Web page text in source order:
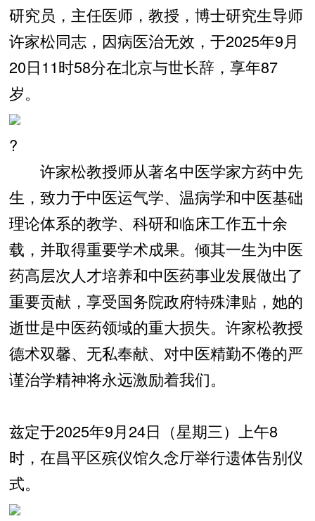
研究员，主任医师，教授，博士研究生导师
许家松同志，因病医治无效，于2025年9月
20日11时58分在北京与世长辞，享年87
岁。
?
许家松教授师从著名中医学家方药中先
生，致力于中医运气学、温病学和中医基础
理论体系的教学、科研和临床工作五十余
载，并取得重要学术成果。倾其一生为中医
药高层次人才培养和中医药事业发展做出了
重要贡献，享受国务院政府特殊津贴，她的
逝世是中医药领域的重大损失。许家松教授
德术双馨、无私奉献、对中医精勤不倦的严
谨治学精神将永远激励着我们。
兹定于2025年9月24日（星期三）上午8
时，在昌平区殡仪馆久念厅举行遗体告别仪
式。